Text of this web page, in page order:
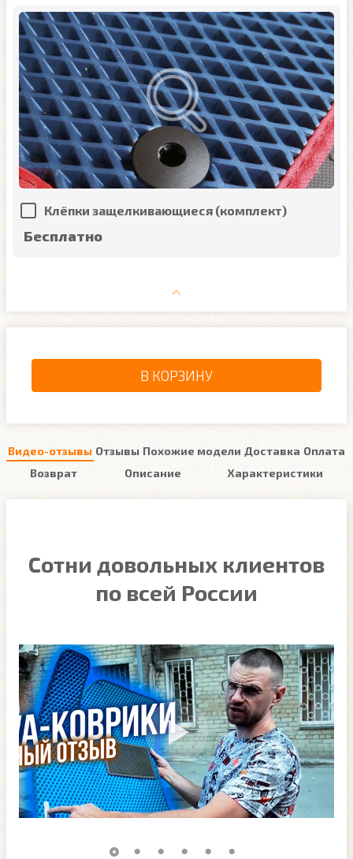
Клёпки защелкивающиеся (комплект)
Бесплатно
В КОРЗИНУ
Видео-отзывы Отзывы Похожие модели Доставка Оплата
Возврат
Описание Характеристики
Сотни довольных клиентов
по всей России